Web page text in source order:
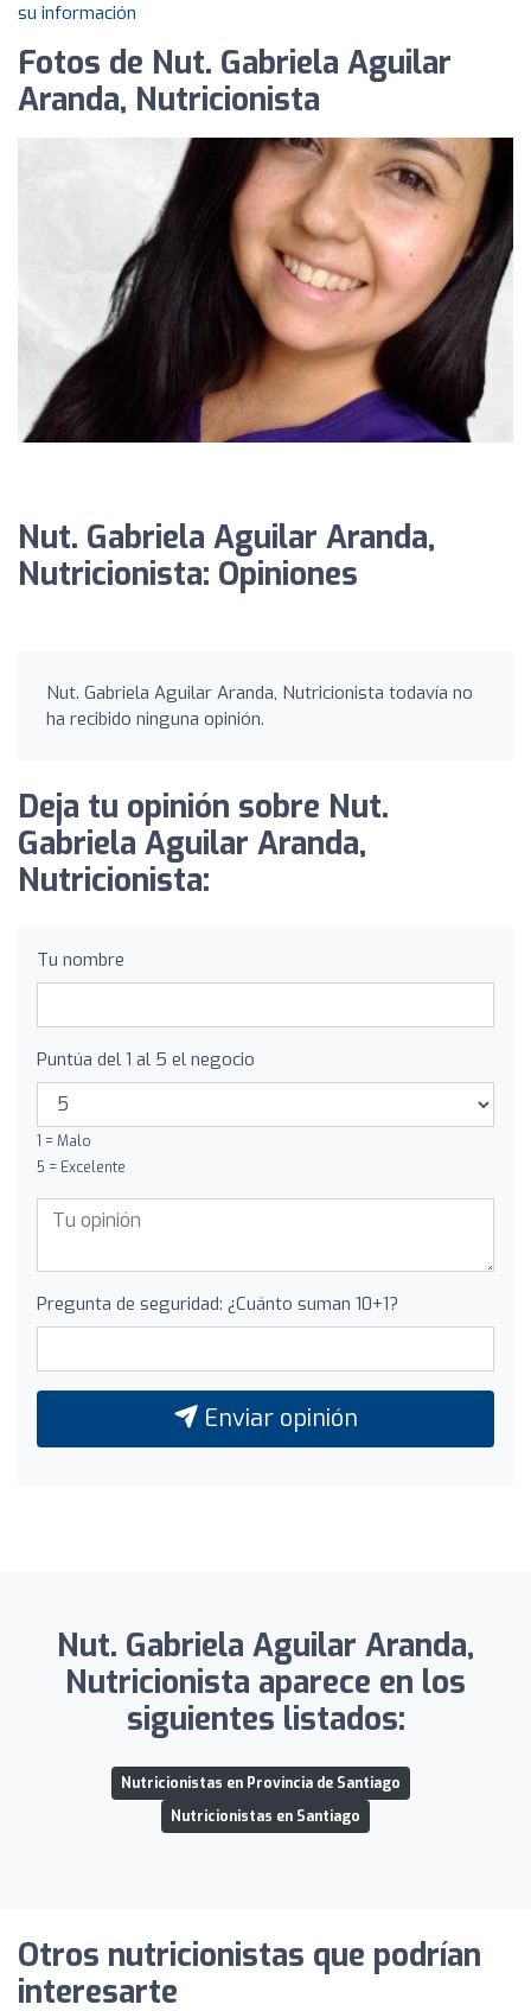
su información
Fotos de Nut. Gabriela Aguilar
Aranda, Nutricionista
Nut. Gabriela Aguilar Aranda,
Nutricionista: Opiniones
Nut. Gabriela Aguilar Aranda, Nutricionista todavía no
ha recibido ninguna opinión.
Deja tu opinión sobre Nut.
Gabriela Aguilar Aranda,
Nutricionista:
Tu nombre
Puntúa del 1 al 5 el negocio
1 = Malo
5 = Excelente
Pregunta de seguridad: ¿Cuánto suman 10+1?
Enviar opinión
Nut. Gabriela Aguilar Aranda,
Nutricionista aparece en los
siguientes listados:
Nutricionistas en Provincia de Santiago
Nutricionistas en Santiago
Otros nutricionistas que podrían
interesarte